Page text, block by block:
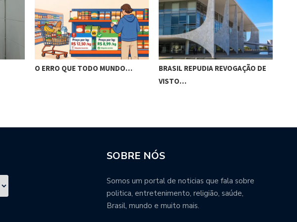
O ERRO QUE TODO MUNDO…
BRASIL REPUDIA REVOGAÇÃO DE
VISTO…
SOBRE NÓS
Somos um portal de noticias que fala sobre
politica, entretenimento, religião, saúde,
Brasil, mundo e muito mais.